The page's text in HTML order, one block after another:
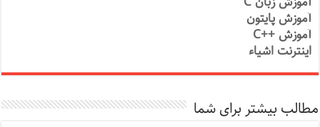
آموزش پایتون
آموزش ++C
اینترنت اشیاء
مطالب بیشتر برای شما